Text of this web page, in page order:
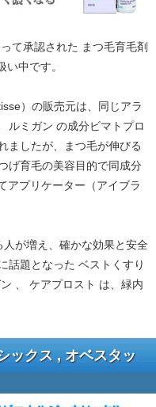
て承認された まつ毛育毛剤
中です。
）の販売元は、同じアラ
ルミガン の成分ビマトプロ
ましたが、まつ毛が伸びる
げ育毛の美容目的で同成分
アプリケーター（アイブラ
が増え、確かな効果と安全
話題となった ベストくすり
、 ケアプロスト は、緑内
ックス , オベスタッ